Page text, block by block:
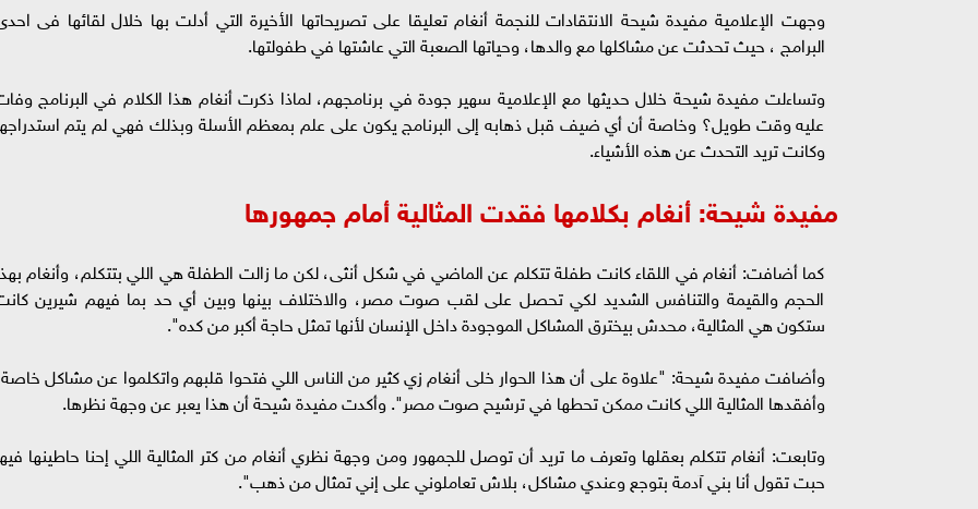
وجهت الإعلامية مفيدة شيحة الانتقادات للنجمة أنغام تعليقا على تصريحاتها الأخيرة التي أدلت بها خلال لقائها فى
البرامج ، حيث تحدثت عن مشاكلها مع والدها، وحياتها الصعبة التي عاشتها في طفولتها.
وتساءلت مفيدة شيحة خلال حديثها مع الإعلامية سهير جودة في برنامجهم، لماذا ذكرت أنغام هذا الكلام في البرنامج
عليه وقت طويل؟ وخاصة أن أي ضيف قبل ذهابه إلى البرنامج يكون على علم بمعظم الأسلة وبذلك فهي لم يتم
وكانت تريد التحدث عن هذه الأشياء.
مفيدة شيحة: أنغام بكلامها فقدت المثالية أمام جمهورها
كما أضافت: أنغام في اللقاء كانت طفلة تتكلم عن الماضي في شكل أنثى، لكن ما زالت الطفلة هي اللي بتتكلم، وأنغام
الحجم والقيمة والتنافس الشديد لكي تحصل على لقب صوت مصر، والاختلاف بينها وبين أي حد بما فيهم شيرين
ستكون هي المثالية، محدش بيخترق المشاكل الموجودة داخل الإنسان لأنها تمثل حاجة أكبر من كده".
وأضافت مفيدة شيحة: "علاوة على أن هذا الحوار خلى أنغام زي كثير من الناس اللي فتحوا قلبهم واتكلموا عن مشاكل
وأفقدها المثالية اللي كانت ممكن تحطها في ترشيح صوت مصر". وأكدت مفيدة شيحة أن هذا يعبر عن وجهة نظرها.
وتابعت: أنغام تتكلم بعقلها وتعرف ما تريد أن توصل للجمهور ومن وجهة نظري أنغام من كتر المثالية اللي إحنا حاطينها
حبت تقول أنا بني آدمة بتوجع وعندي مشاكل، بلاش تعاملوني على إني تمثال من ذهب".